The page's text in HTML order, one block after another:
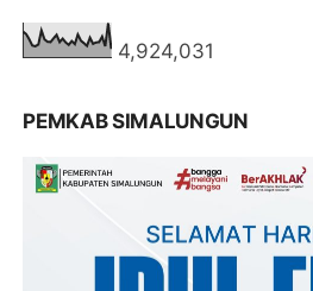
4,924,031
PEMKAB SIMALUNGUN